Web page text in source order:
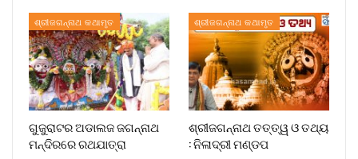
ଶ୍ରୀଜଗନ୍ନାଥ କଥାମୃତ
ଗୁଜୁରାଟର ଅଡାଲଜ ଜଗନ୍ନାଥ
ମନ୍ଦିରରେ ରଥଯାତ୍ରା
ଶ୍ରୀଜଗନ୍ନାଥ କଥାମୃତ
ଶ୍ରୀଜଗନ୍ନାଥ ତତ୍ତ୍ୱ ଓ ତଥ୍ୟ
: ନିଳାଦ୍ରୀ ମଣ୍ଡପ